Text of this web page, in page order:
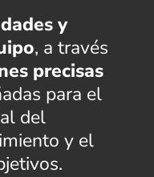
y
, a través
precisas
para el
del
y el